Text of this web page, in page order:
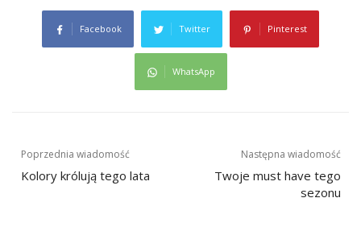
Facebook Twitter Pinterest
WhatsApp
Nawigacja
wpisu
Poprzednia wiadomość
Kolory królują tego lata
Następna wiadomość
Twoje must have tego
sezonu